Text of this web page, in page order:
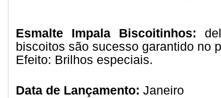
Esmalte Impala Biscoitinhos:
biscoitos são sucesso garantido no
Efeito: Brilhos especiais.
Data de Lançamento: Janeiro